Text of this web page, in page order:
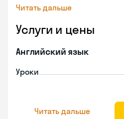
Читать дальше
Услуги и цены
Английский язык
Уроки
Читать дальше